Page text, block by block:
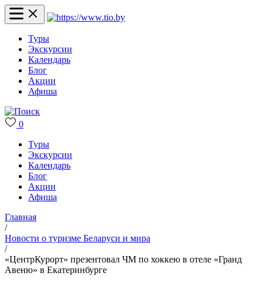
Туры
Экскурсии
Календарь
Блог
Акции
Афиша
0
Туры
Экскурсии
Календарь
Блог
Акции
Афиша
Главная
/
Новости о туризме Беларуси и мира
/
«ЦентрКурорт» презентовал ЧМ по хоккею в отеле «Гранд
Авеню» в Екатеринбурге